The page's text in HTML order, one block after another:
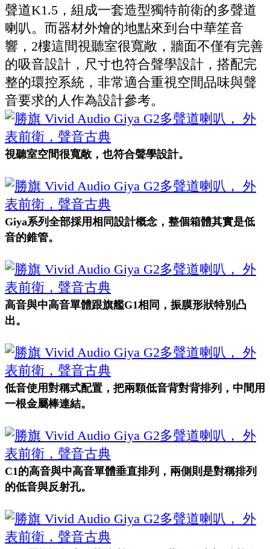
聲道K1.5，組成一套造型獨特前衛的多聲道
喇叭。而器材外燴的地點來到台中華笙音
響，2樓這間視聽室很寬敞，牆面不僅有完善
的吸音設計，尺寸也符合聲學設計，搭配完
整的環控系統，非常適合重視空間品味與聲
音要求的人作為設計參考。
視聽室空間很寬敞，也符合聲學設計。
Giya系列全部採用相同設計概念，整個箱體其實是低
音的錐管。
高音與中高音單體跟旗艦G1相同，振膜形狀特別凸
出。
低音使用對稱式配置，把兩顆低音背對背排列，中間用
一根金屬棒連結。
C1的高音與中高音單體垂直排列，兩側則是對稱排列
的低音與反射孔。